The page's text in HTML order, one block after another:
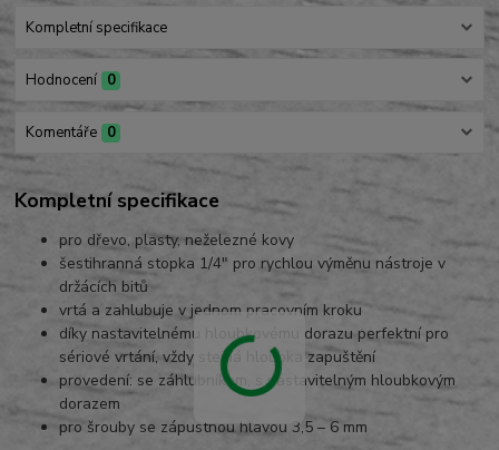
Kompletní specifikace
Hodnocení 0
Komentáře 0
Kompletní specifikace
pro dřevo, plasty, neželezné kovy
šestihranná stopka 1/4″ pro rychlou výměnu nástroje v
držácích bitů
vrtá a zahlubuje v jednom pracovním kroku
díky nastavitelnému hloubkovému dorazu perfektní pro
sériové vrtání, vždy stejná hloubka zapuštění
provedení: se záhlubníkem, s nastavitelným hloubkovým
dorazem
pro šrouby se zápustnou hlavou 3,5 – 6 mm